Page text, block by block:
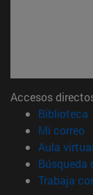
Accesos
Biblioteca
Mi correo
Aula
Búsqueda
Trabaja